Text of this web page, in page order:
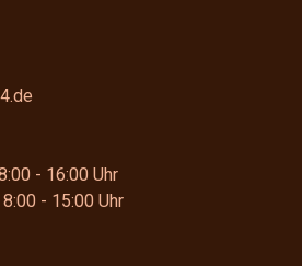
- 16:00 Uhr
15:00 Uhr